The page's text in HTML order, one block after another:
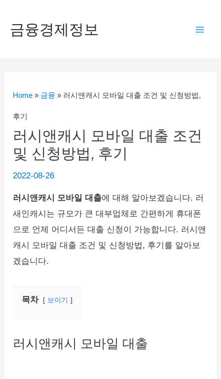
금융경제정보
Home » 금융 » 러시앤캐시 모바일 대출 조건 및 신청방법,
후기
러시앤캐시 모바일 대출 조건
및 신청방법, 후기
2022-08-26
러시앤캐시 모바일 대출에 대해 알아보겠습니다. 러
새인캐시는 규모가 큰 대부업체로 간편하게 휴대폰
으로 언제 어디서든 대출 신청이 가능합니다. 러시앤
캐시 모바일 대출 조건 및 신청방법, 후기를 알아보
겠습니다.
목차 보이기
러시앤캐시 모바일 대출